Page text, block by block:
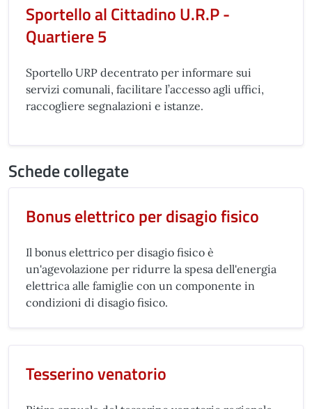
Sportello al Cittadino U.R.P -
Quartiere 5
Sportello URP decentrato per informare sui
servizi comunali, facilitare l’accesso agli uffici,
raccogliere segnalazioni e istanze.
Schede collegate
Bonus elettrico per disagio fisico
Il bonus elettrico per disagio fisico è
un'agevolazione per ridurre la spesa dell'energia
elettrica alle famiglie con un componente in
condizioni di disagio fisico.
Tesserino venatorio